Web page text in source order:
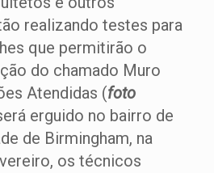
realizando testes para
que permitirão o
do chamado Muro
Atendidas (foto
erguido no bairro de
de Birmingham, na
os técnicos